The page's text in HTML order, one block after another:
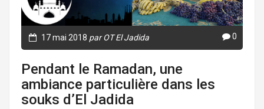
17 mai 2018 par OT El Jadida 0
Pendant le Ramadan, une
ambiance particulière dans les
souks d’El Jadida